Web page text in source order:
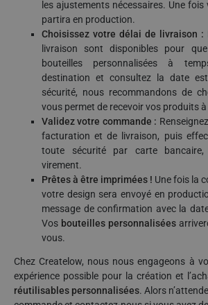
les ajustements nécessaires. Une fois
partira en production.
Choisissez votre délai de livraison :
livraison sont disponibles pour
bouteilles personnalisées à
destination et consultez la date
sécurité, nous recommandons de
vous permet de recevoir vos produits à
Validez votre commande :
facturation et de livraison, puis
toute sécurité par carte
virement.
Prêtes à être imprimées ! Une fois la
votre design sera envoyé en
message de confirmation avec la
Vos bouteilles personnalisées
vous.
Chez Createlow, nous nous engageons à
expérience possible pour la création et
réutilisables personnalisées. Alors